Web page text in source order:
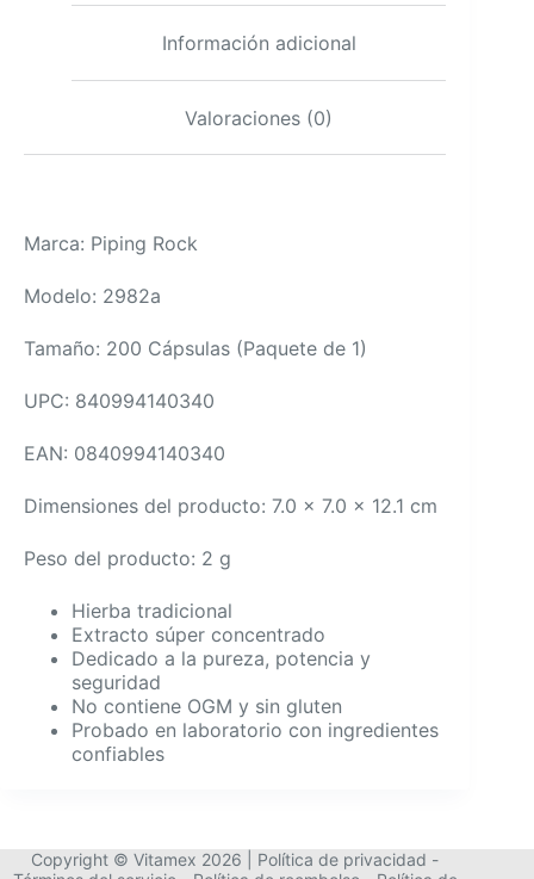
cantidad
Información adicional
Valoraciones (0)
Marca: Piping Rock
Modelo: 2982a
Tamaño: 200 Cápsulas (Paquete de 1)
UPC: 840994140340
EAN: 0840994140340
Dimensiones del producto: 7.0 x 7.0 x 12.1 cm
Peso del producto: 2 g
Hierba tradicional
Extracto súper concentrado
Dedicado a la pureza, potencia y
seguridad
No contiene OGM y sin gluten
Probado en laboratorio con ingredientes
confiables
Copyright © Vitamex 2026 | Política de privacidad -